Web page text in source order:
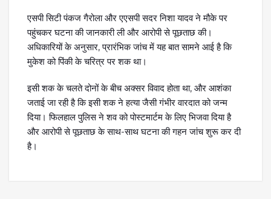
एसपी सिटी पंकज गैरोला और एएसपी सदर निशा यादव ने मौके पर
पहुंचकर घटना की जानकारी ली और आरोपी से पूछताछ की।
अधिकारियों के अनुसार, प्रारंभिक जांच में यह बात सामने आई है कि
मुकेश को पिंकी के चरित्र पर शक था।
इसी शक के चलते दोनों के बीच अक्सर विवाद होता था, और आशंका
जताई जा रही है कि इसी शक ने हत्या जैसी गंभीर वारदात को जन्म
दिया। फिलहाल पुलिस ने शव को पोस्टमार्टम के लिए भिजवा दिया है
और आरोपी से पूछताछ के साथ-साथ घटना की गहन जांच शुरू कर दी
है।